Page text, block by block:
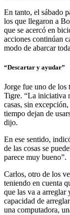
En tanto, el sábado
los que llegaron a
que se acercó en
acciones continúan
modo de abarcar
“Descartar y ayudar”
Jorge fue uno de los
Tigre. “La iniciativa
casas, sin
tiempo dejan de
dijo.
En ese sentido,
de las cosas se
parece muy bueno”.
Carlos, otro de los
teniendo en cuenta
que las va a arreglar
capacidad de
una computadora,